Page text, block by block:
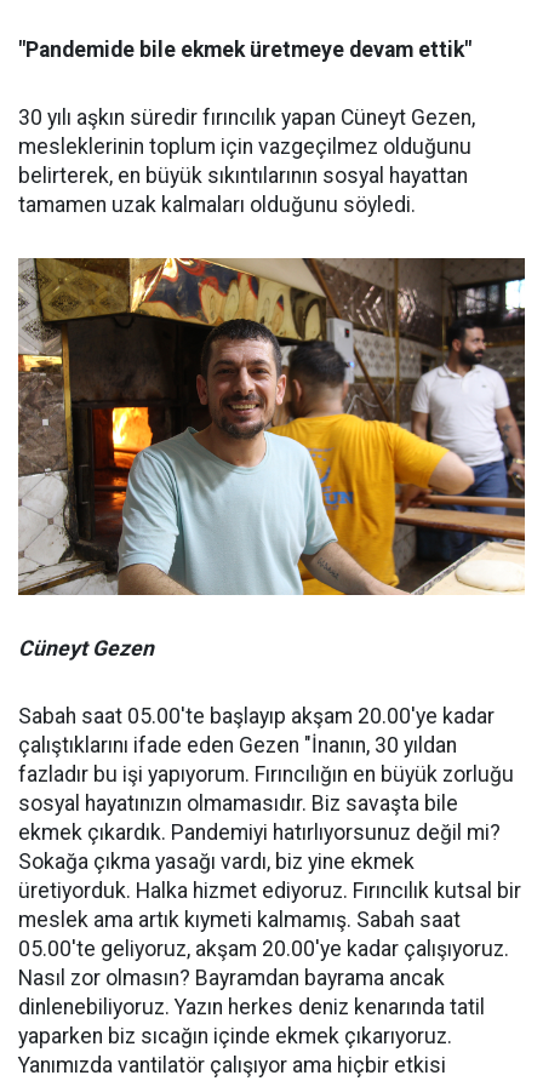
"Pandemide bile ekmek üretmeye devam ettik"
30 yılı aşkın süredir fırıncılık yapan Cüneyt Gezen,
mesleklerinin toplum için vazgeçilmez olduğunu
belirterek, en büyük sıkıntılarının sosyal hayattan
tamamen uzak kalmaları olduğunu söyledi.
Cüneyt Gezen
Sabah saat 05.00'te başlayıp akşam 20.00'ye kadar
çalıştıklarını ifade eden Gezen "İnanın, 30 yıldan
fazladır bu işi yapıyorum. Fırıncılığın en büyük zorluğu
sosyal hayatınızın olmamasıdır. Biz savaşta bile
ekmek çıkardık. Pandemiyi hatırlıyorsunuz değil mi?
Sokağa çıkma yasağı vardı, biz yine ekmek
üretiyorduk. Halka hizmet ediyoruz. Fırıncılık kutsal bir
meslek ama artık kıymeti kalmamış. Sabah saat
05.00'te geliyoruz, akşam 20.00'ye kadar çalışıyoruz.
Nasıl zor olmasın? Bayramdan bayrama ancak
dinlenebiliyoruz. Yazın herkes deniz kenarında tatil
yaparken biz sıcağın içinde ekmek çıkarıyoruz.
Yanımızda vantilatör çalışıyor ama hiçbir etkisi